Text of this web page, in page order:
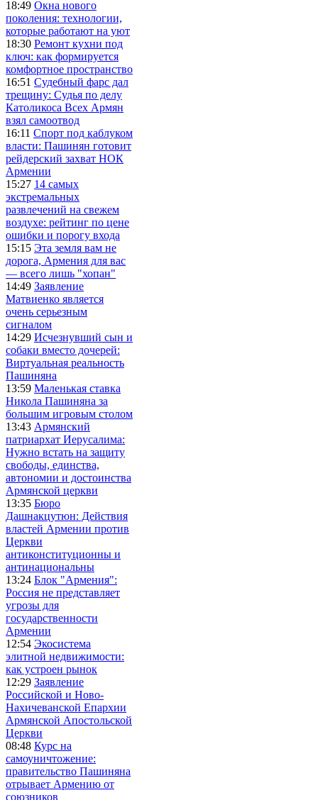
18:49 Окна нового
поколения: технологии,
которые работают на уют
18:30 Ремонт кухни под
ключ: как формируется
комфортное пространство
16:51 Судебный фарс дал
трещину: Судья по делу
Католикоса Всех Армян
взял самоотвод
16:11 Спорт под каблуком
власти: Пашинян готовит
рейдерский захват НОК
Армении
15:27 14 самых
экстремальных
развлечений на свежем
воздухе: рейтинг по цене
ошибки и порогу входа
15:15 Эта земля вам не
дорога, Армения для вас
— всего лишь "хопан"
14:49 Заявление
Матвиенко является
очень серьезным
сигналом
14:29 Исчезнувший сын и
собаки вместо дочерей:
Виртуальная реальность
Пашиняна
13:59 Маленькая ставка
Никола Пашиняна за
большим игровым столом
13:43 Армянский
патриархат Иерусалима:
Нужно встать на защиту
свободы, единства,
автономии и достоинства
Армянской церкви
13:35 Бюро
Дашнакцутюн: Действия
властей Армении против
Церкви
антиконституционны и
антинациональны
13:24 Блок "Армения":
Россия не представляет
угрозы для
государственности
Армении
12:54 Экосистема
элитной недвижимости:
как устроен рынок
12:29 Заявление
Российской и Ново-
Нахичеванской Епархии
Армянской Апостольской
Церкви
08:48 Курс на
самоуничтожение:
правительство Пашиняна
отрывает Армению от
союзников